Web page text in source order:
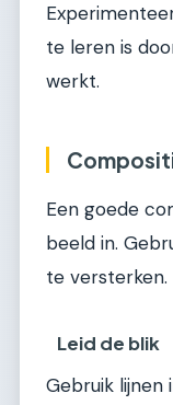
te leren is
werkt.
Een goede
beeld in.
te versterken.
Leid de blik
Gebruik lijnen